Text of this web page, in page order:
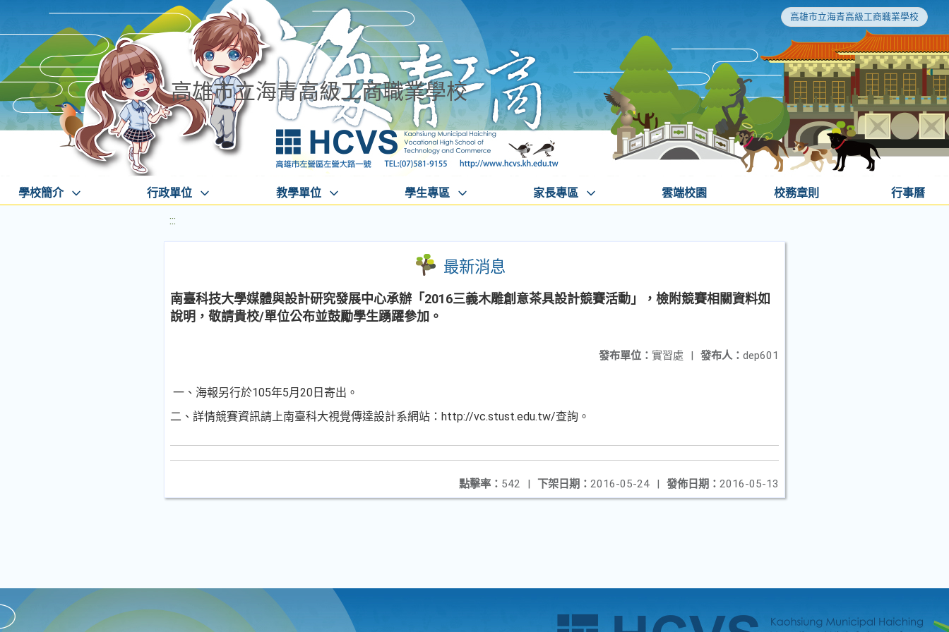
高雄市立海青高級工商職業學校
高雄市立海青高級工商職業學校
學校簡介 行政單位 教學單位 學生專區 家長專區 雲端校園 校務章則 行事曆
:::
最新消息
南臺科技大學媒體與設計研究發展中心承辦「2016三義木雕創意茶具設計競賽活動」，檢附競賽相關資料如
說明，敬請貴校/單位公布並鼓勵學生踴躍參加。
發布人： dep601
發布單位： 實習處 |
一、海報另行於105年5月20日寄出。
二、詳情競賽資訊請上南臺科大視覺傳達設計系網站：http://vc.stust.edu.tw/查詢。
發佈日期： 2016-05-13
下架日期： 2016-05-24 |
點擊率： 542 |